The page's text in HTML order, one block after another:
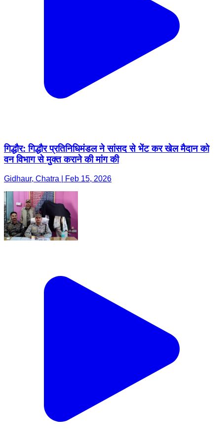
गिद्धौर: गिद्धौर प्रतिनिधिमंडल ने सांसद से भेंट कर खेल मैदान को
वन विभाग से मुक्त कराने की मांग की
Gidhaur, Chatra | Feb 15, 2026